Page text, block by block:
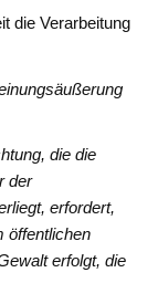
die Verarbeitung
die die
der
erfordert,
öffentlichen
erfolgt, die